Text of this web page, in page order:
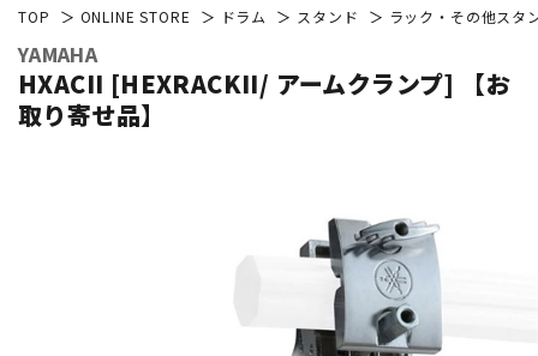
ウクレレ
パーカッション
TOP ONLINE STORE ドラム スタンド ラック・その他スタ
YAMAHA
HXACII [HEXRACKII/ アームクランプ] 【お
取り寄せ品】